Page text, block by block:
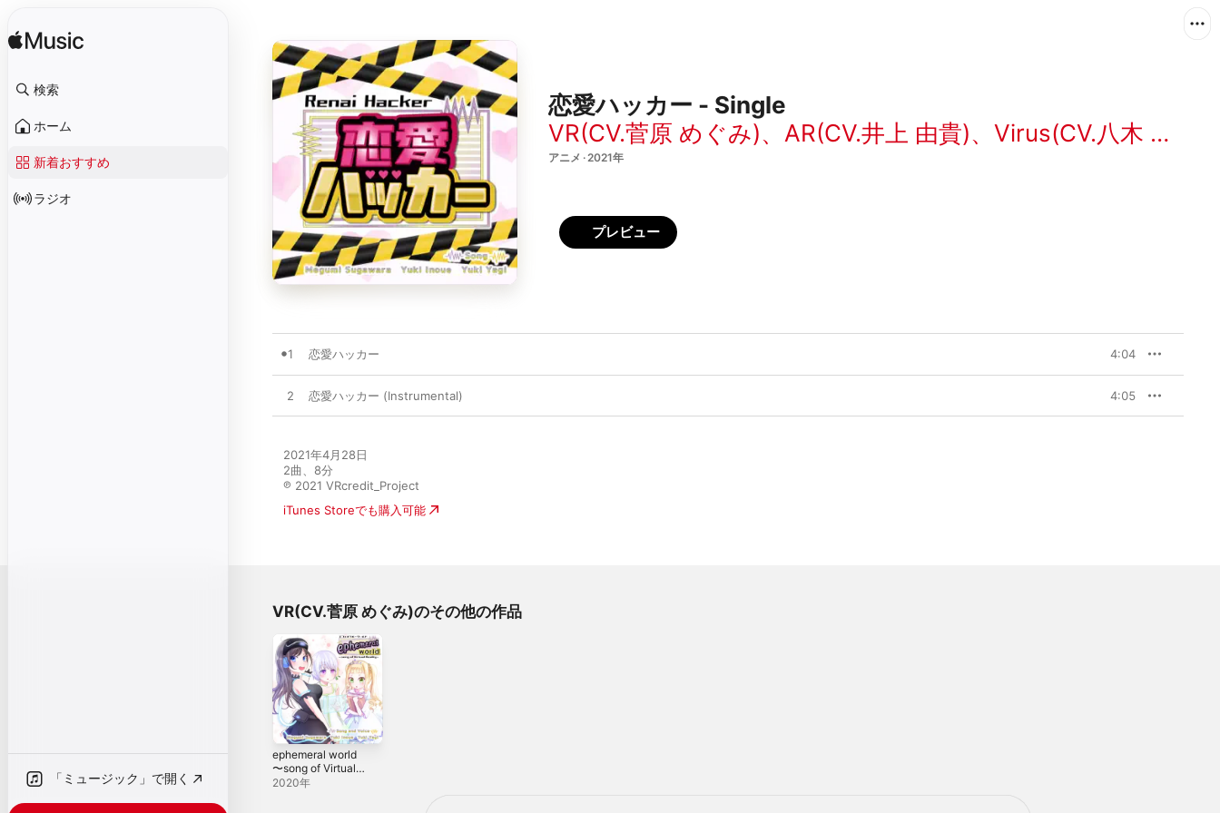
検索
ホーム
新着おすすめ
ラジオ
「ミュージック」で開く
恋愛ハッカー - Single
VR(CV.菅原 めぐみ)、 AR(CV.井上 由貴)、 Virus(CV.八木 侑紀)
アニメ · 2021年
プレビュー
1 恋愛ハッカー 4:04
2 恋愛ハッカー (Instrumental) 4:05
2021年4月28日
2曲、8分
℗ 2021 VRcredit_Project
iTunes Storeでも購入可能
VR(CV.菅原 めぐみ)のその他の作品
ephemeral world
〜song of Virtual
Reality〜 -
2020年